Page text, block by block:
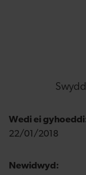
Wedi ei
22/01/2018
Newidwyd: